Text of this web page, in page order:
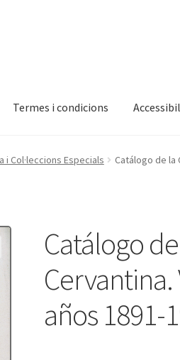
Termes i condicions
Finalitzar compraNovetats
Col·leccions Especials Catálogo de la
Catálogo
Cervantina.
años 1891-